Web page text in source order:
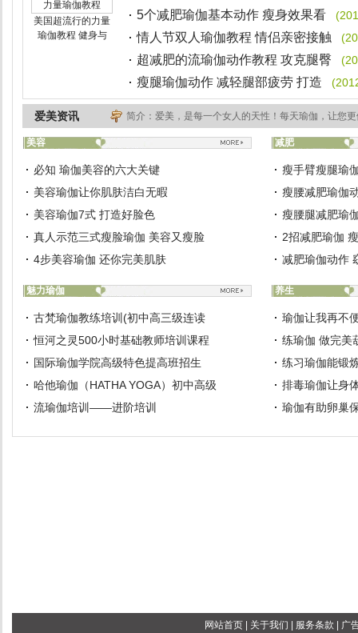
美国超流行的力量
瑜伽教程 健身与
5个减肥瑜伽基本动作 瘦身效果看
情人节双人瑜伽教程 情侣亲密接触
超减肥的流瑜伽动作教程 攻克腿臀
瘦腿瑜伽动作 减轻腿部疲劳 打造
爱美资讯 简介：爱美，是每一个女人的天性！每天瑜伽，让您
美容
必知 瑜伽美容的六大关键
美容瑜伽让你肌肤洁白无暇
美容瑜伽7式 打造好脸色
真人示范三式瘦脸瑜伽 美容又瘦脸
4步美容瑜伽 还你完美肌肤
减肥
瘦手臂瘦腿瑜
瘦腰减肥瑜伽
瘦腰腿减肥瑜
2招减肥瑜伽
减肥瑜伽动作
魅力瑜伽
古梵瑜伽教练培训(初中高三级连读
恒河之灵500小时基础教师培训课程
国际瑜伽学院高级特色提高班招生
哈他瑜伽（HATHA YOGA）初中高级
流瑜伽培训——进阶培训
养生
瑜伽让我再不
练瑜伽 做完美
练习瑜伽能锻
排毒瑜伽让身
瑜伽有助卵巢
网站首页| 关于我们 服务条款 广